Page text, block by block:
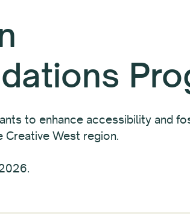
to enhance accessibility and
West region.